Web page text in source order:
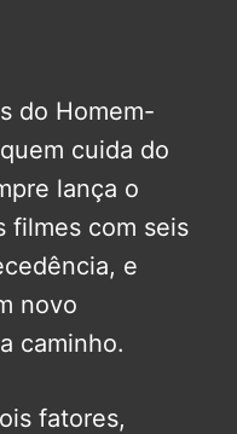
do Homem-
cuida do
lança o
filmes com seis
e
novo
caminho.
fatores,